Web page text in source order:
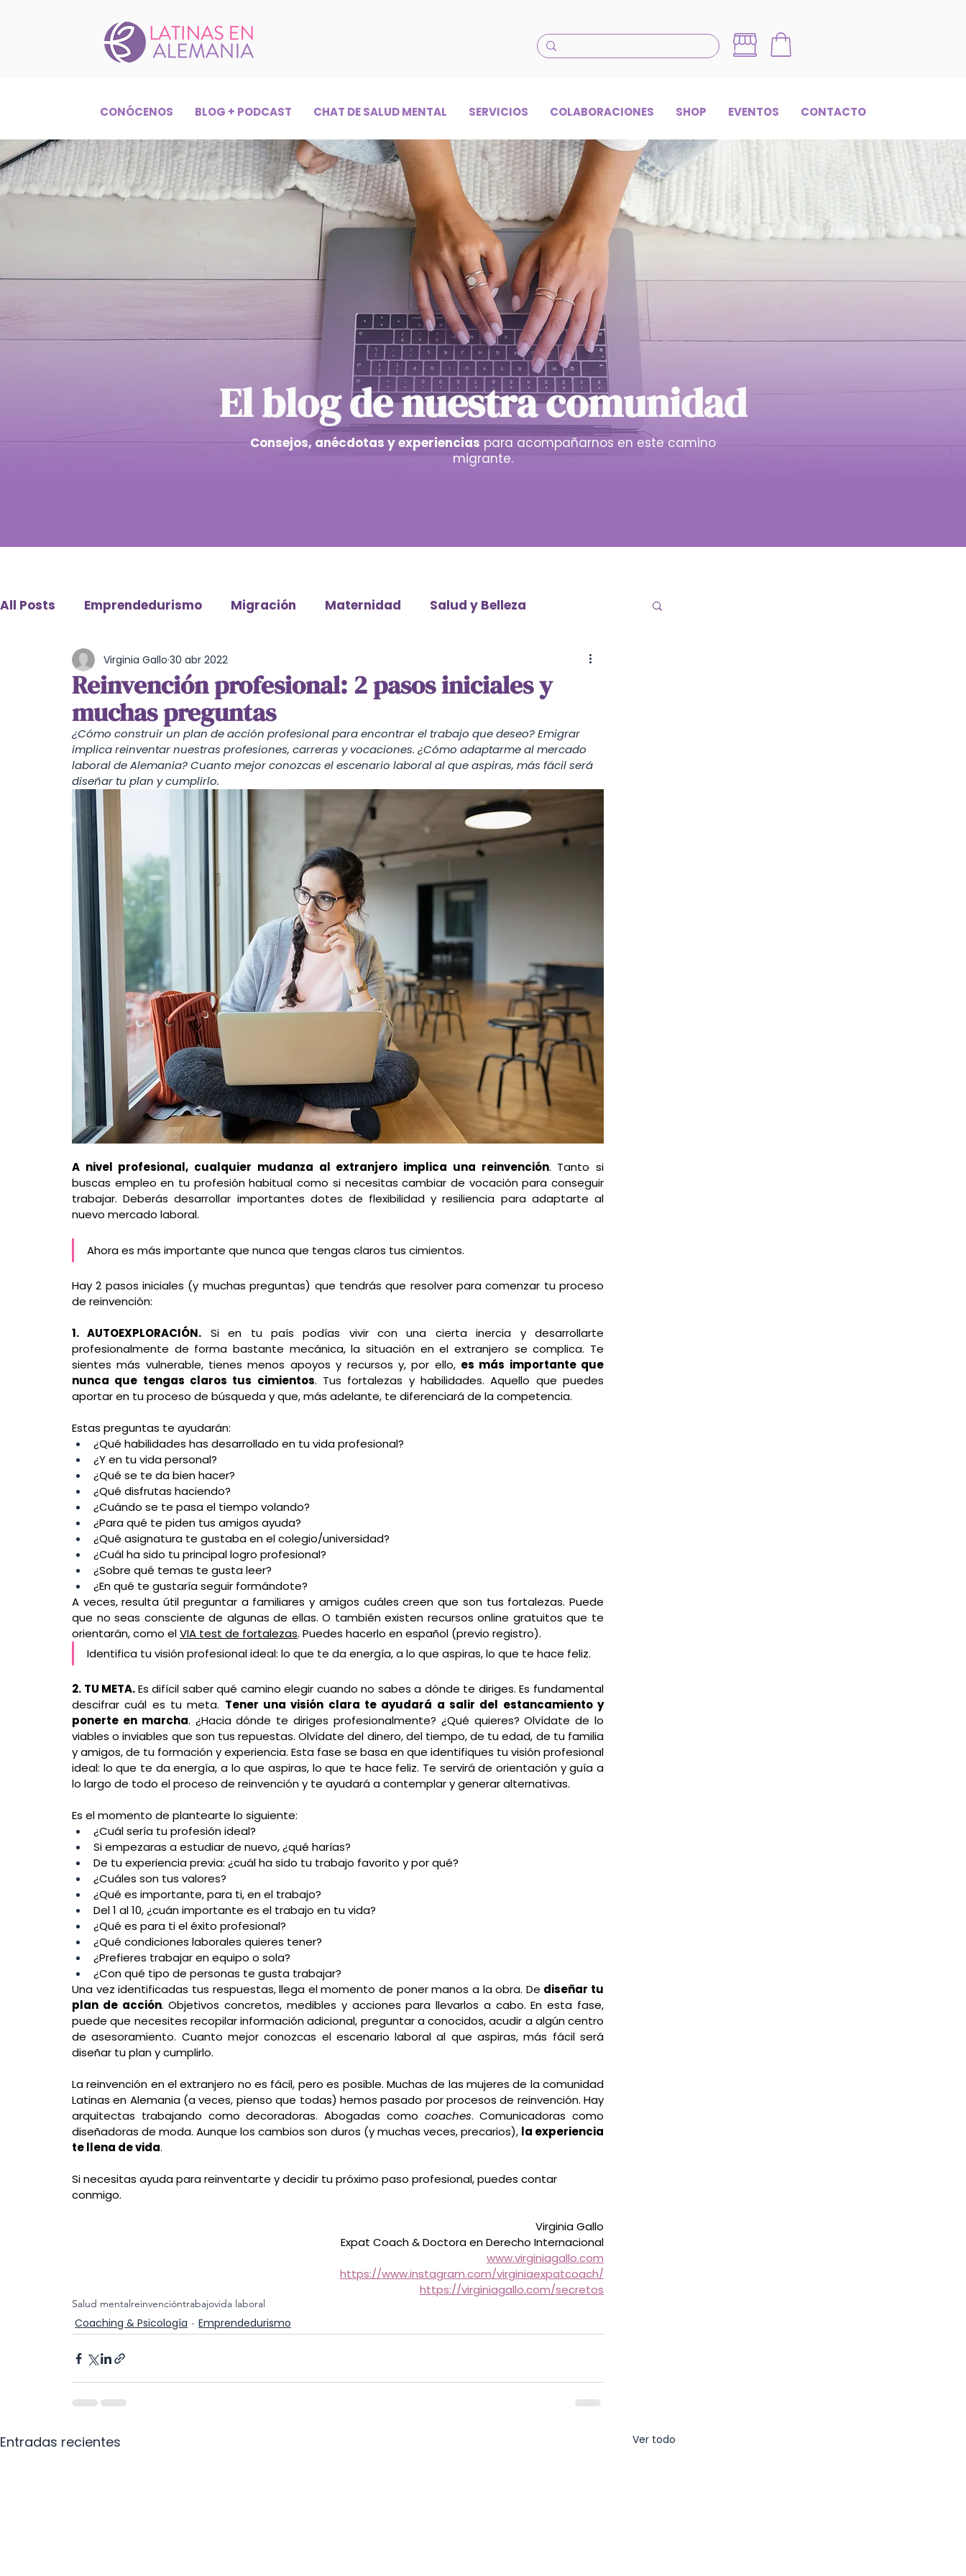
CONÓCENOS BLOG + PODCAST CHAT DE SALUD MENTAL SERVICIOS COLABORACIONES SHOP EVENTOS CONTACTO
El blog de nuestra comunidad
Consejos, anécdotas y experiencias para acompañarnos en este camino
migrante.
All Posts Emprendedurismo Migración Maternidad Salud y Belleza
Cultura y Entretenimiento Burocracia
Estilo de vida Feminismo Comida
Reinvención profesional: 2 pasos iniciales y
muchas preguntas
Virginia Gallo 30 abr 2022
¿Cómo construir un plan de acción profesional para encontrar el trabajo que deseo? Emigrar
implica reinventar nuestras profesiones, carreras y vocaciones. ¿Cómo adaptarme al mercado
laboral de Alemania? Cuanto mejor conozcas el escenario laboral al que aspiras, más fácil será
diseñar tu plan y cumplirlo.
A nivel profesional, cualquier mudanza al extranjero implica una reinvención. Tanto si
buscas empleo en tu profesión habitual como si necesitas cambiar de vocación para conseguir
trabajar. Deberás desarrollar importantes dotes de flexibilidad y resiliencia para adaptarte al
nuevo mercado laboral.
Ahora es más importante que nunca que tengas claros tus cimientos.
Hay 2 pasos iniciales (y muchas preguntas) que tendrás que resolver para comenzar tu proceso
de reinvención:
1. AUTOEXPLORACIÓN. Si en tu país podías vivir con una cierta inercia y desarrollarte
profesionalmente de forma bastante mecánica, la situación en el extranjero se complica. Te
sientes más vulnerable, tienes menos apoyos y recursos y, por ello, es más importante que
nunca que tengas claros tus cimientos. Tus fortalezas y habilidades. Aquello que puedes
aportar en tu proceso de búsqueda y que, más adelante, te diferenciará de la competencia.
Estas preguntas te ayudarán:
¿Qué habilidades has desarrollado en tu vida profesional?
¿Y en tu vida personal?
¿Qué se te da bien hacer?
¿Qué disfrutas haciendo?
¿Cuándo se te pasa el tiempo volando?
¿Para qué te piden tus amigos ayuda?
¿Qué asignatura te gustaba en el colegio/universidad?
¿Cuál ha sido tu principal logro profesional?
¿Sobre qué temas te gusta leer?
¿En qué te gustaría seguir formándote?
A veces, resulta útil preguntar a familiares y amigos cuáles creen que son tus fortalezas. Puede
que no seas consciente de algunas de ellas. O también existen recursos online gratuitos que te
orientarán, como el VIA test de fortalezas. Puedes hacerlo en español (previo registro).
Identifica tu visión profesional ideal: lo que te da energía, a lo que aspiras, lo que te hace feliz.
2. TU META. Es difícil saber qué camino elegir cuando no sabes a dónde te diriges. Es fundamental
descifrar cuál es tu meta. Tener una visión clara te ayudará a salir del estancamiento y
ponerte en marcha. ¿Hacia dónde te diriges profesionalmente? ¿Qué quieres? Olvídate de lo
viables o inviables que son tus repuestas. Olvídate del dinero, del tiempo, de tu edad, de tu familia
y amigos, de tu formación y experiencia. Esta fase se basa en que identifiques tu visión profesional
ideal: lo que te da energía, a lo que aspiras, lo que te hace feliz. Te servirá de orientación y guía a
lo largo de todo el proceso de reinvención y te ayudará a contemplar y generar alternativas.
Es el momento de plantearte lo siguiente:
¿Cuál sería tu profesión ideal?
Si empezaras a estudiar de nuevo, ¿qué harías?
De tu experiencia previa: ¿cuál ha sido tu trabajo favorito y por qué?
¿Cuáles son tus valores?
¿Qué es importante, para ti, en el trabajo?
Del 1 al 10, ¿cuán importante es el trabajo en tu vida?
¿Qué es para ti el éxito profesional?
¿Qué condiciones laborales quieres tener?
¿Prefieres trabajar en equipo o sola?
¿Con qué tipo de personas te gusta trabajar?
Una vez identificadas tus respuestas, llega el momento de poner manos a la obra. De diseñar tu
plan de acción. Objetivos concretos, medibles y acciones para llevarlos a cabo. En esta fase,
puede que necesites recopilar información adicional, preguntar a conocidos, acudir a algún centro
de asesoramiento. Cuanto mejor conozcas el escenario laboral al que aspiras, más fácil será
diseñar tu plan y cumplirlo.
La reinvención en el extranjero no es fácil, pero es posible. Muchas de las mujeres de la comunidad
Latinas en Alemania (a veces, pienso que todas) hemos pasado por procesos de reinvención. Hay
arquitectas trabajando como decoradoras. Abogadas como coaches. Comunicadoras como
diseñadoras de moda. Aunque los cambios son duros (y muchas veces, precarios), la experiencia
te llena de vida.
Si necesitas ayuda para reinventarte y decidir tu próximo paso profesional, puedes contar
conmigo.
Virginia Gallo
Expat Coach & Doctora en Derecho Internacional
www.virginiagallo.com
https://www.instagram.com/virginiaexpatcoach/
https://virginiagallo.com/secretos
Salud mentalreinvencióntrabajovida laboral
Coaching & Psicología Emprendedurismo
Entradas recientes Ver todo